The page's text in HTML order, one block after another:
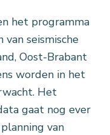
het programma
seismische
Oost-Brabant
worden in het
Het
gaat nog ever
van